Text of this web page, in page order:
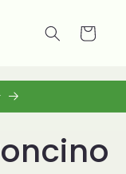
Carrello